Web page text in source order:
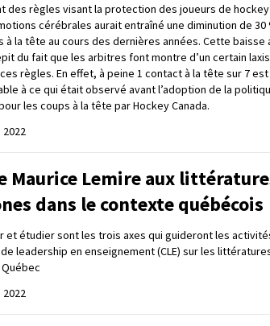
des règles visant la protection des joueurs de
cérébrales aurait entraîné une diminution de 30
la tête au cours des dernières années. Cette baisse
du fait que les arbitres font montre d’un certain
règles. En effet, à peine 1 contact à la tête sur 7
à ce qui était observé avant l’adoption de la
les coups à la tête par Hockey Canada.
Maurice Lemire aux
dans le contexte québécois
et étudier sont les trois axes qui guideront les
leadership en enseignement (CLE) sur les